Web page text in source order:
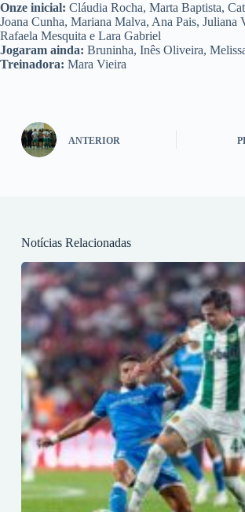
Onze inicial: Cláudia Rocha, Marta Baptista,
Joana Cunha, Mariana Malva, Ana Pais, Juliana
Rafaela Mesquita e Lara Gabriel
Jogaram ainda: Bruninha, Inês Oliveira,
Treinadora: Mara Vieira
ANTERIOR
Notícias Relacionadas